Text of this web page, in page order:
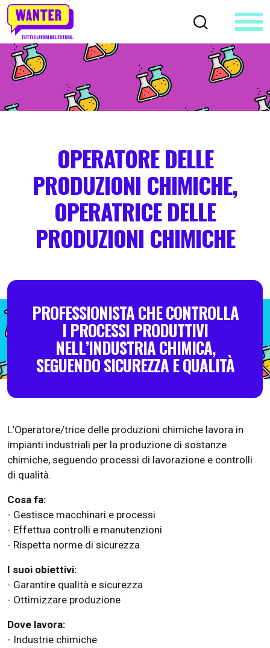
OPERATORE DELLE
PRODUZIONI CHIMICHE,
OPERATRICE DELLE
PRODUZIONI CHIMICHE
PROFESSIONISTA CHE CONTROLLA
I PROCESSI PRODUTTIVI
NELL’INDUSTRIA CHIMICA,
SEGUENDO SICUREZZA E QUALITÀ
L’Operatore/trice delle produzioni chimiche lavora in
impianti industriali per la produzione di sostanze
chimiche, seguendo processi di lavorazione e controlli
di qualità.
Cosa fa:
- Gestisce macchinari e processi
- Effettua controlli e manutenzioni
- Rispetta norme di sicurezza
I suoi obiettivi:
- Garantire qualità e sicurezza
- Ottimizzare produzione
Dove lavora:
- Industrie chimiche